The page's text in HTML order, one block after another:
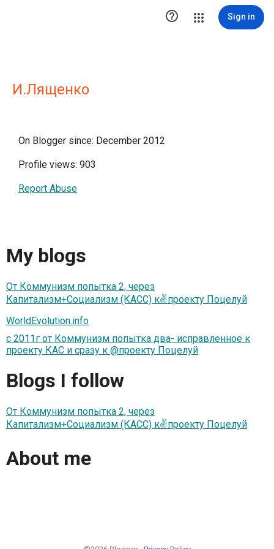
 Sign in
И.Лященко
On Blogger since: December 2012
Profile views: 903
Report Abuse
My blogs
От Коммунизм попытка 2, через
Капитализм+Социализм (КАСС) к✌проекту Поцелуй
WorldEvolution.info
с 2011г от Коммунизм попытка два- исправленное к
проекту КАС и сразу к @проекту Поцелуй
Blogs I follow
От Коммунизм попытка 2, через
Капитализм+Социализм (КАСС) к✌проекту Поцелуй
About me